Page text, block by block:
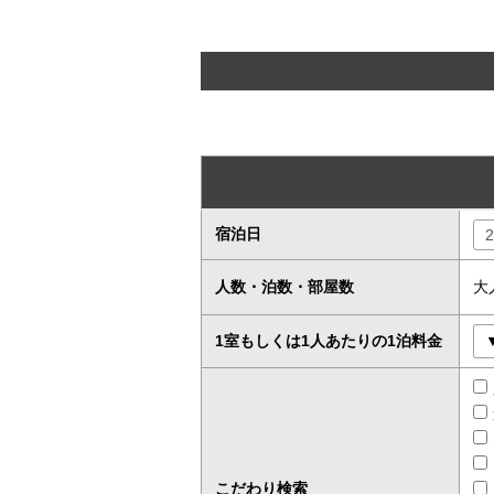
宿泊日
人数・泊数・部屋数 大
1室もしくは1人あたりの1泊料金
こだわり検索